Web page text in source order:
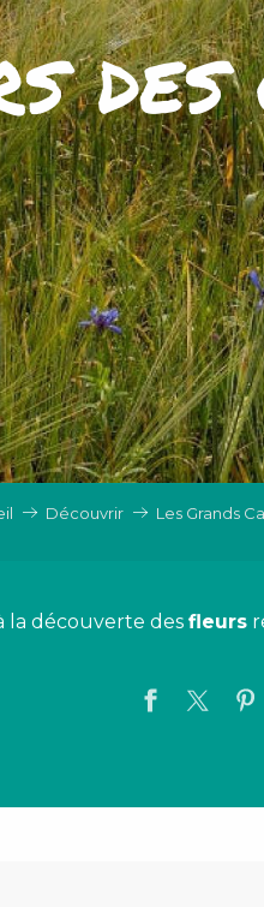
des
Découvrir Les Grands
la découverte des fleurs